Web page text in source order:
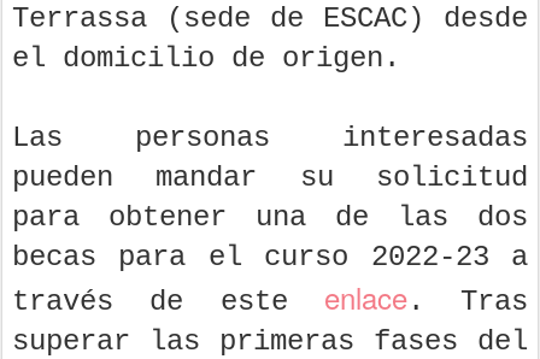
Terrassa (sede de ESCAC) desde
el domicilio de origen.
Las personas interesadas
pueden mandar su solicitud
para obtener una de las dos
becas para el curso 2022-23 a
través de este enlace. Tras
superar las primeras fases del